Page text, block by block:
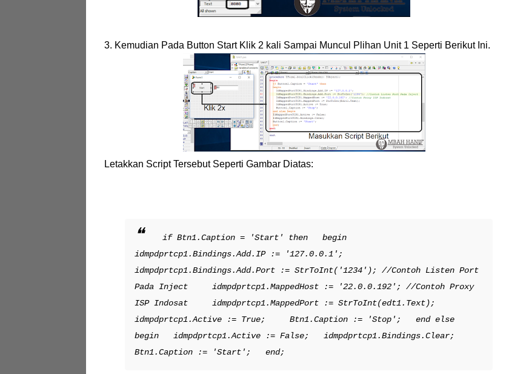
3. Kemudian Pada Button Start Klik 2 kali Sampai Muncul Plihan Unit 1 Seperti Berikut Ini.
Letakkan Script Tersebut Seperti Gambar Diatas:
if Btn1.Caption = 'Start' then begin
idmpdprtcp1.Bindings.Add.IP := '127.0.0.1';
idmpdprtcp1.Bindings.Add.Port := StrToInt('1234'); //Contoh Listen Port
Pada Inject idmpdprtcp1.MappedHost := '22.0.0.192'; //Contoh Proxy
ISP Indosat idmpdprtcp1.MappedPort := StrToInt(edt1.Text);
idmpdprtcp1.Active := True;
Btn1.Caption := 'Stop';
end else
begin idmpdprtcp1.Active := False;
idmpdprtcp1.Bindings.Clear;
Btn1.Caption := 'Start';
end;